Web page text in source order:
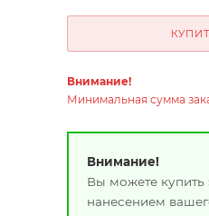
Внимание!
Минимальная сумма
Внимание!
Вы можете купить
нанесением